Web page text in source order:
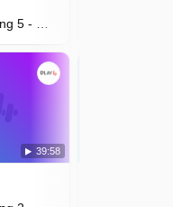
39:58